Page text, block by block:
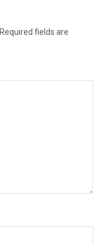
Required fields are